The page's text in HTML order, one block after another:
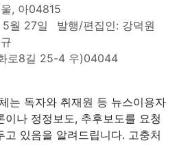
, 아04815
월 27일
발행/편집인: 강덕원
로8길 25-4 우)04044
는 독자와 취재원 등 뉴스이용자
나 정정보도, 추후보도를 요청
있음을 알려드립니다. 고충처